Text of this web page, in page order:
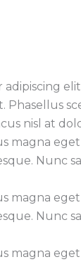
Phasellus
nisl at
magna
Nunc
magna
Nunc
magna